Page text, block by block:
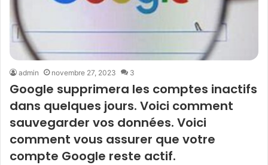
admin novembre 27, 2023 3
Google supprimera les comptes inactifs
dans quelques jours. Voici comment
sauvegarder vos données. Voici
comment vous assurer que votre
compte Google reste actif.